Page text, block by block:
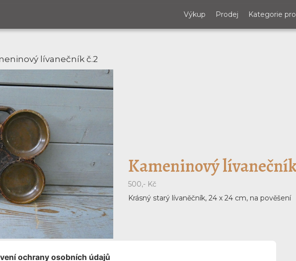
Výkup Prodej Kategorie
lívanečník č.2
Kameninový
500,- Kč
Krásný starý lívaněčník, 24 x 24 cm, na pověšení